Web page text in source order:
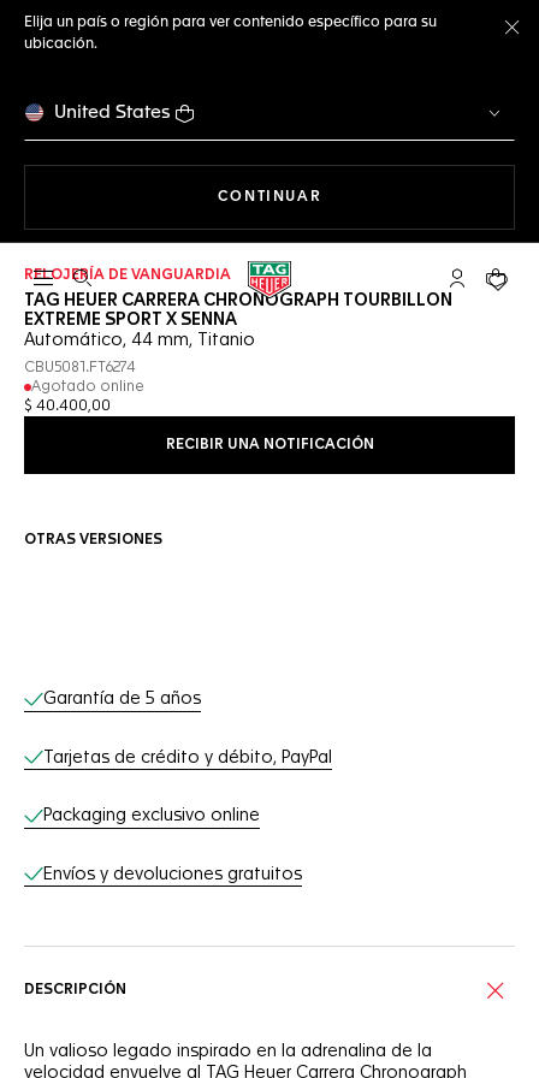
Elija un país o región para ver contenido específico para su
ubicación.
United States
CONTINUAR
Abrir el menú de búsqueda Cuenta Mi
Su
RELOJERÍA DE VANGUARDIA
TAG HEUER CARRERA CHRONOGRAPH TOURBILLON
EXTREME SPORT X SENNA
Automático, 44 mm, Titanio
CBU5081.FT6274
Agotado online
$ 40.400,00
RECIBIR UNA NOTIFICACIÓN
OTRAS VERSIONES
Servicios online
Garantía de 5 años
Tarjetas de crédito y débito, PayPal
Packaging exclusivo online
Envíos y devoluciones gratuitos
DESCRIPCIÓN
Un valioso legado inspirado en la adrenalina de la
velocidad envuelve al TAG Heuer Carrera Chronograph